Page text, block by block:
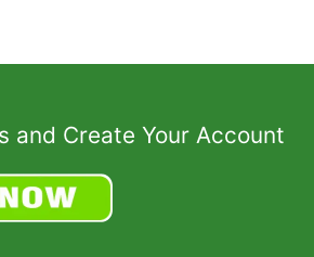
and Create Your Account